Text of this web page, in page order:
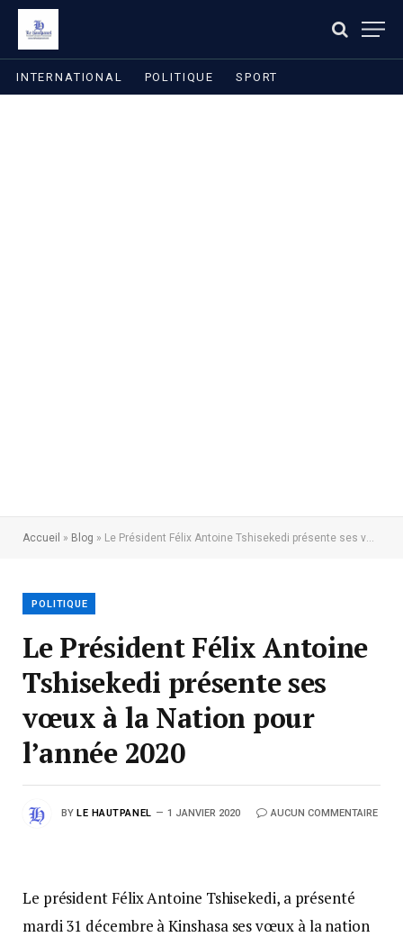
INTERNATIONAL POLITIQUE SPORT
Accueil » Blog » Le Président Félix Antoine Tshisekedi présente ses vœux à la Nation pour l’année 2020
POLITIQUE
Le Président Félix Antoine
Tshisekedi présente ses
vœux à la Nation pour
l’année 2020
BY LE HAUTPANEL 1 JANVIER 2020 AUCUN COMMENTAIRE
Le président Félix Antoine Tshisekedi, a présenté
mardi 31 décembre à Kinshasa ses vœux à la nation